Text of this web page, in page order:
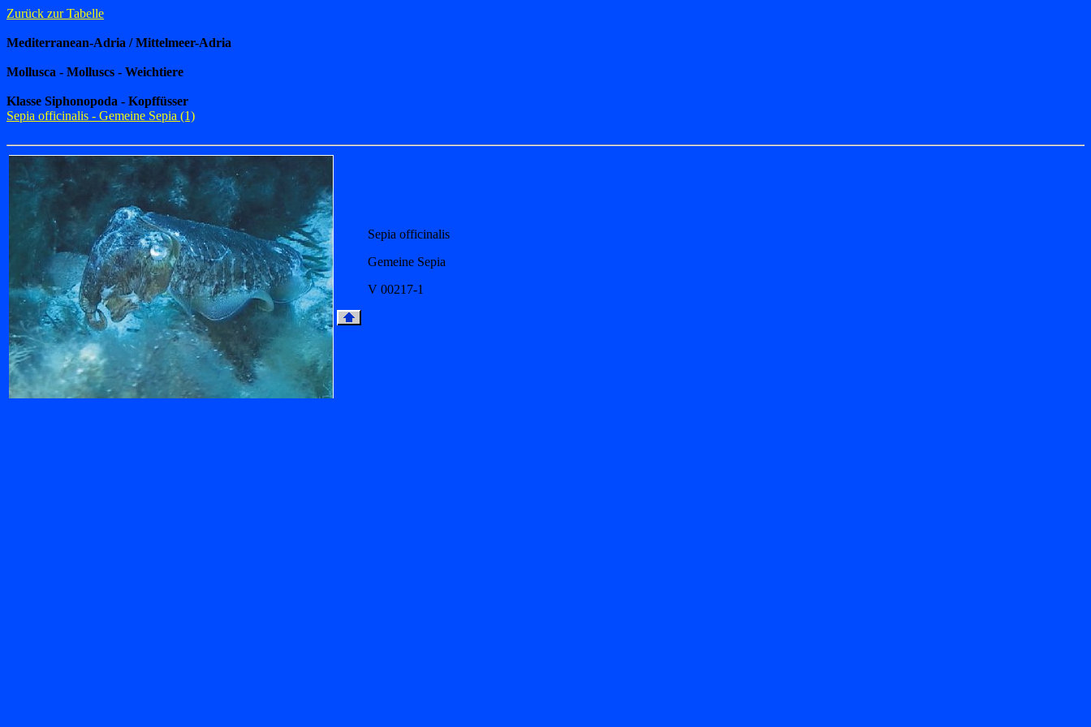
Zurück zur Tabelle
Mediterranean-Adria / Mittelmeer-Adria
Mollusca - Molluscs - Weichtiere
Klasse Siphonopoda - Kopffüsser
Sepia officinalis - Gemeine Sepia (1)
Sepia officinalis
Gemeine Sepia
V 00217-1